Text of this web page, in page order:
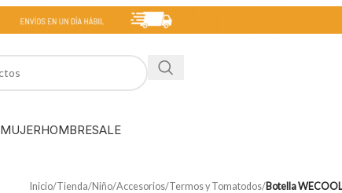
MUJERHOMBRESALE
Inicio/Tienda/Niño/Accesorios/Termos y Tomatodos/Botella